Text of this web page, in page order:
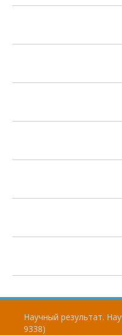
Научный результат.
9338)